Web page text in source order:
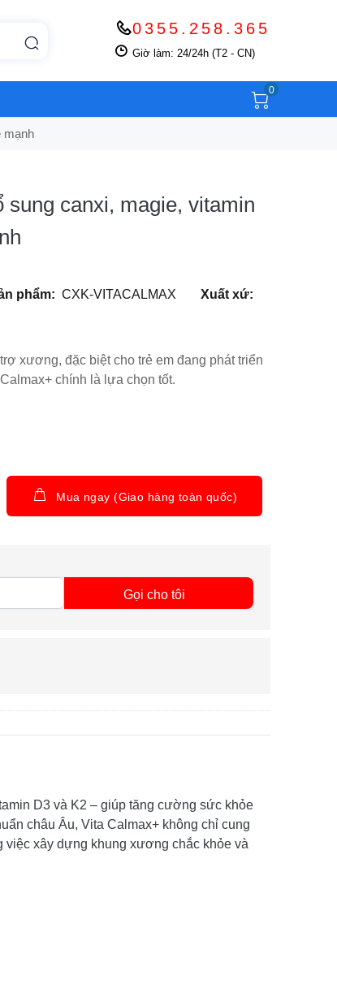
0355.258.365
Giờ làm: 24/24h (T2 - CN)
0
mạnh
canxi, magie, vitamin
phẩm: CXK-VITACALMAX
Xuất xứ:
xương, đặc biệt cho trẻ em đang phát triển
chính là lựa chọn tốt.
Mua ngay (Giao hàng toàn quốc)
Gọi cho tôi
D3 và K2 – giúp tăng cường sức khỏe
châu Âu, Vita Calmax+ không chỉ cung
việc xây dựng khung xương chắc khỏe và